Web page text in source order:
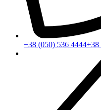
+38 (050) 536 4444+38